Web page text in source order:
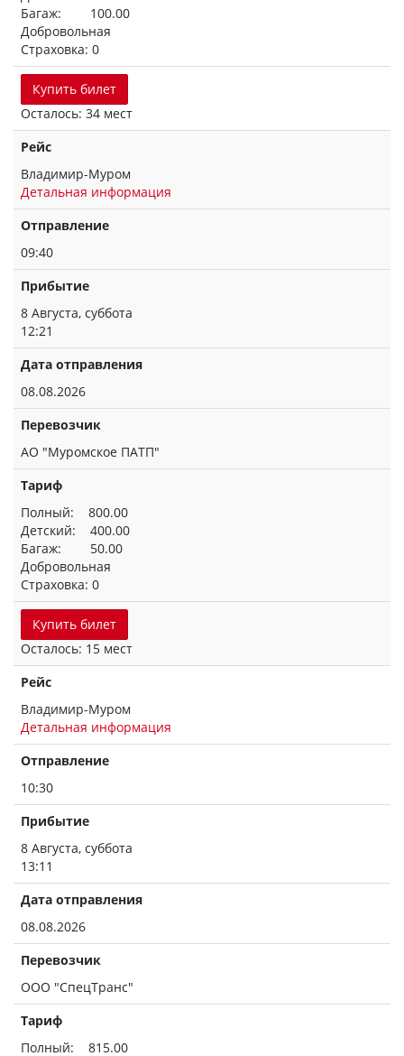
Багаж: 100.00
Добровольная
Страховка: 0
Купить билет
Осталось: 34 мест
Рейс
Владимир-Муром
Детальная информация
Отправление
09:40
Прибытие
8 Августа, суббота
12:21
Дата отправления
08.08.2026
Перевозчик
АО "Муромское ПАТП"
Тариф
Полный: 800.00
Детский: 400.00
Багаж: 50.00
Добровольная
Страховка: 0
Купить билет
Осталось: 15 мест
Рейс
Владимир-Муром
Детальная информация
Отправление
10:30
Прибытие
8 Августа, суббота
13:11
Дата отправления
08.08.2026
Перевозчик
ООО "СпецТранс"
Тариф
Полный: 815.00